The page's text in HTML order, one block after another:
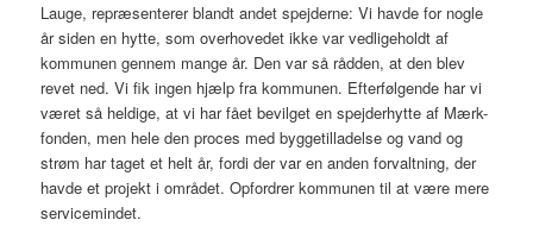
Lauge, repræsenterer blandt andet spejderne: Vi havde for nogle
år siden en hytte, som overhovedet ikke var vedligeholdt af
kommunen gennem mange år. Den var så rådden, at den blev
revet ned. Vi fik ingen hjælp fra kommunen. Efterfølgende har vi
været så heldige, at vi har fået bevilget en spejderhytte af Mærk-
fonden, men hele den proces med byggetilladelse og vand og
strøm har taget et helt år, fordi der var en anden forvaltning, der
havde et projekt i området. Opfordrer kommunen til at være mere
servicemindet.